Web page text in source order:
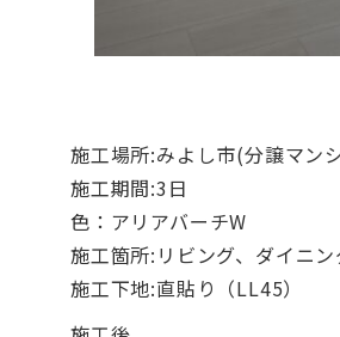
施工場所:みよし市(分譲マン
施工期間:3日
色：アリアバーチW
施工箇所:リビング、ダイニ
施工下地:直貼り（LL45）